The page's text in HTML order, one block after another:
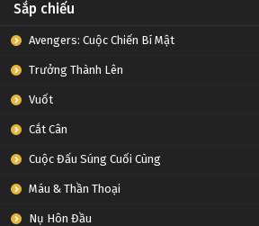
Sắp chiếu
Avengers: Cuộc Chiến Bí Mật
Trưởng Thành Lên
Vuốt
Cắt Cân
Cuộc Đấu Súng Cuối Cùng
Máu & Thần Thoại
Nụ Hôn Đầu